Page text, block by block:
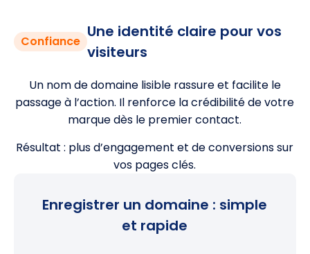
Confiance
Une identité claire pour vos
visiteurs
Un nom de domaine lisible rassure et facilite le
passage à l’action. Il renforce la crédibilité de votre
marque dès le premier contact.
Résultat : plus d’engagement et de conversions sur
vos pages clés.
Enregistrer un domaine : simple
et rapide